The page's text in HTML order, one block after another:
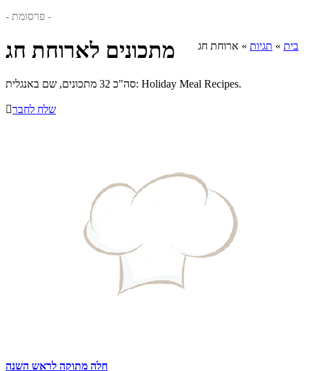
- פרסומת -
בית » תגיות » ארוחת חג מתכונים לארוחת חג
סה"כ 32 מתכונים, שם באנגלית: Holiday Meal Recipes.
שלח לחבר
חלה מתוקה לראש השנה